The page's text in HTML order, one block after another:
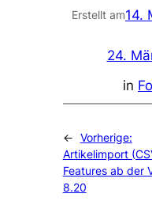
Erstellt am14.
24.
in
← Vorherige:
Artikelimport
Features ab der
8.20